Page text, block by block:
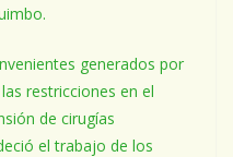
generados por
restricciones en el
de cirugías
el trabajo de los